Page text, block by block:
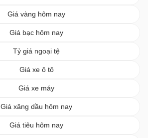
Giá vàng hôm nay
Giá bạc hôm nay
Tỷ giá ngoại tệ
Giá xe ô tô
Giá xe máy
Giá xăng dầu hôm nay
Giá tiêu hôm nay